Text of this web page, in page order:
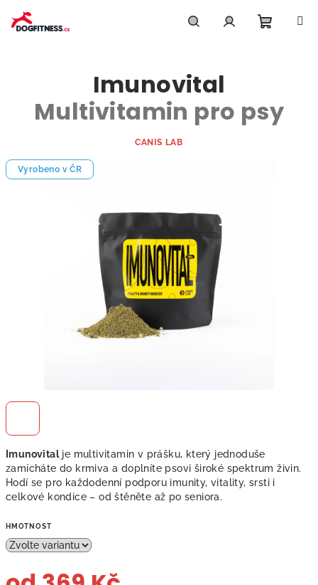
obsah
Imunovitalje multivitamin v prášku, který jednoduše
zamícháte do krmiva a doplníte psovi široké spektrum živin.
Hodí se pro každodenní podporu imunity, vitality, srsti i
celkové kondice – od štěněte až po seniora.
HMOTNOST
Imunovital
Multivitamin pro psy
CANIS LAB
Vyrobeno v ČR